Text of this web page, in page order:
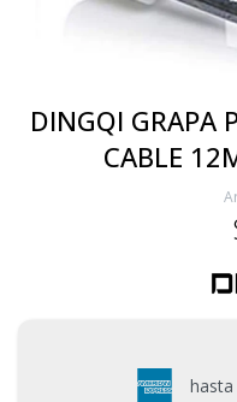
DINGQI GRAPA
CABLE
hasta
Ferretería
Herramientas